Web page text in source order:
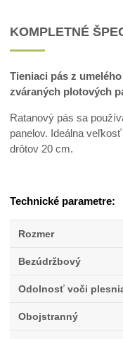
KOMPLETNÉ
Tieniaci pás z
zváraných plotových
Ratanový pás sa
panelov. Ideálna
drôtov 20 cm.
Technické parametre:
Rozmer
Bezúdržbový
Odolnosť voči
Obojstranný